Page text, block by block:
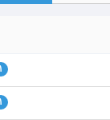
1
1